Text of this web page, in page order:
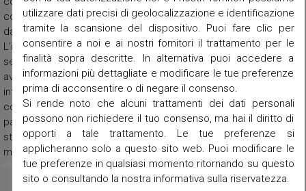
con presbiterio rialzato di due gradini, fiancheggiato a sinistra
dal battistero e, sul lato opposto, dalla cappella del Santissimo.
L’interno della chiesa esibisce un linguaggio architettonico
semplice ed essenziale, caratterizzato da un impianto spaziale
avvolgente centrato verso il presbiterio; le pareti sono
intonacate e tinteggiate. Copertura piana in latero-cemento con
controsoffittatura in cartongesso verso l’intradosso. La
pavimentazione dell’aula è realizzata in lastre di marmo beige
striato di Chiampo; il presbiterio è pavimentato con lastre di
marmo Daino reale.
utilizzare dati precisi di geolocalizzazione e identificazione
tramite la scansione del dispositivo. Puoi fare clic per
consentire a noi e ai nostri fornitori il trattamento per le
finalità sopra descritte. In alternativa puoi accedere a
informazioni più dettagliate e modificare le tue preferenze
prima di acconsentire o di negare il consenso.
Si rende noto che alcuni trattamenti dei dati personali
possono non richiedere il tuo consenso, ma hai il diritto di
opporti a tale trattamento. Le tue preferenze si
applicheranno solo a questo sito web. Puoi modificare le
tue preferenze in qualsiasi momento ritornando su questo
sito o consultando la nostra informativa sulla riservatezza.